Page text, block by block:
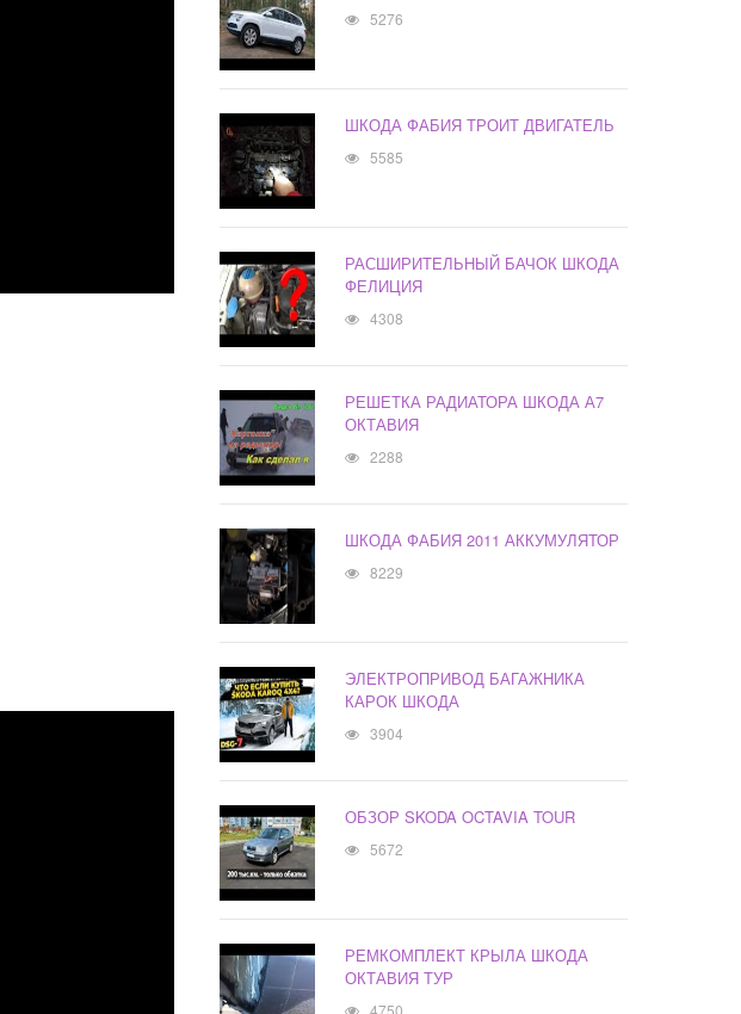
5276
ШКОДА ФАБИЯ ТРОИТ ДВИГАТЕЛЬ
5585
РАСШИРИТЕЛЬНЫЙ БАЧОК ШКОДА
ФЕЛИЦИЯ
4308
РЕШЕТКА РАДИАТОРА ШКОДА А7
ОКТАВИЯ
2288
ШКОДА ФАБИЯ 2011 АККУМУЛЯТОР
8229
ЭЛЕКТРОПРИВОД БАГАЖНИКА
КАРОК ШКОДА
3904
ОБЗОР SKODA OCTAVIA TOUR
5672
РЕМКОМПЛЕКТ КРЫЛА ШКОДА
ОКТАВИЯ ТУР